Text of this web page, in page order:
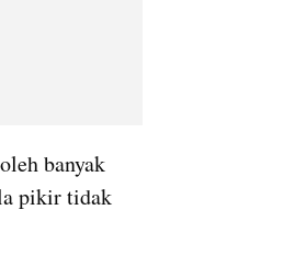
banyak
pikir tidak